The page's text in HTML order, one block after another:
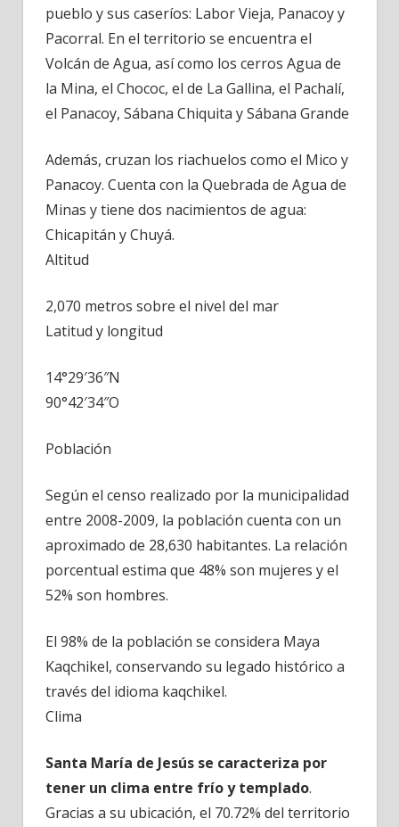
pueblo y sus caseríos: Labor Vieja, Panacoy y
Pacorral. En el territorio se encuentra el
Volcán de Agua, así como los cerros Agua de
la Mina, el Chococ, el de La Gallina, el Pachalí,
el Panacoy, Sábana Chiquita y Sábana Grande
Además, cruzan los riachuelos como el Mico y
Panacoy. Cuenta con la Quebrada de Agua de
Minas y tiene dos nacimientos de agua:
Chicapitán y Chuyá.
Altitud
2,070 metros sobre el nivel del mar
Latitud y longitud
14°29′36″N
90°42′34″O
Población
Según el censo realizado por la municipalidad
entre 2008-2009, la población cuenta con un
aproximado de 28,630 habitantes. La relación
porcentual estima que 48% son mujeres y el
52% son hombres.
El 98% de la población se considera Maya
Kaqchikel, conservando su legado histórico a
través del idioma kaqchikel.
Clima
Santa María de Jesús se caracteriza por
tener un clima entre frío y templado.
Gracias a su ubicación, el 70.72% del territorio